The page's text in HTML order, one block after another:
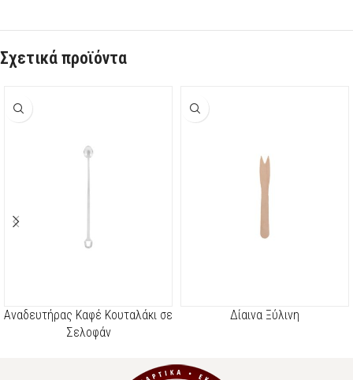
Σχετικά προϊόντα
Αναδευτήρας Καφέ Κουταλάκι σε
Σελοφάν
Δίαινα Ξύλινη